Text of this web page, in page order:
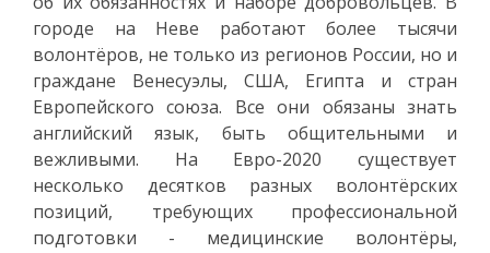
городе на Неве работают более тысячи
волонтёров, не только из регионов России, но и
граждане Венесуэлы, США, Египта и стран
Европейского союза. Все они обязаны знать
английский язык, быть общительными и
вежливыми. На Евро-2020 существует
несколько десятков разных волонтёрских
позиций, требующих профессиональной
подготовки - медицинские волонтёры,